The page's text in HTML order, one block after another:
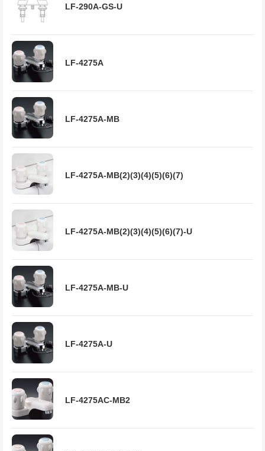
LF-290A-GS-U
LF-4275A
LF-4275A-MB
LF-4275A-MB(2)(3)(4)(5)(6)(7)
LF-4275A-MB(2)(3)(4)(5)(6)(7)-U
LF-4275A-MB-U
LF-4275A-U
LF-4275AC-MB2